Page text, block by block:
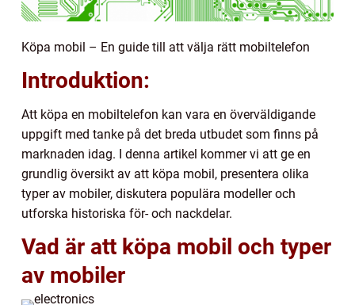
Köpa mobil – En guide till att välja rätt mobiltelefon
Introduktion:
Att köpa en mobiltelefon kan vara en överväldigande
uppgift med tanke på det breda utbudet som finns på
marknaden idag. I denna artikel kommer vi att ge en
grundlig översikt av att köpa mobil, presentera olika
typer av mobiler, diskutera populära modeller och
utforska historiska för- och nackdelar.
Vad är att köpa mobil och typer
av mobiler